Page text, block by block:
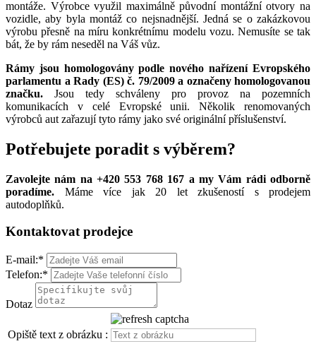
montáže. Výrobce využil maximálně původní montážní otvory na
vozidle, aby byla montáž co nejsnadnější. Jedná se o zakázkovou
výrobu přesně na míru konkrétnímu modelu vozu. Nemusíte se tak
bát, že by rám neseděl na Váš vůz.
Rámy jsou homologovány podle nového nařízení Evropského
parlamentu a Rady (ES) č. 79/2009 a označeny homologovanou
značku. Jsou tedy schváleny pro provoz na pozemních
komunikacích v celé Evropské unii. Několik renomovaných
výrobců aut zařazují tyto rámy jako své originální příslušenství.
Potřebujete poradit s výběrem?
Zavolejte nám na +420 553 768 167 a my Vám rádi odborně
poradíme. Máme více jak 20 let zkušeností s prodejem
autodoplňků.
Kontaktovat prodejce
E-mail:*
Telefon:*
Dotaz
Opiště text z obrázku :